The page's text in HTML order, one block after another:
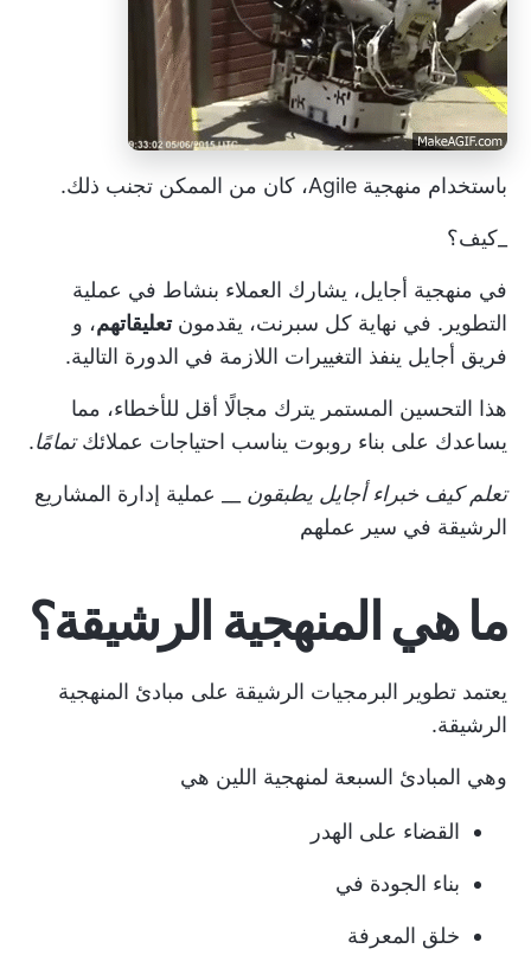
باستخدام منهجية Agile، كان من الممكن تجنب ذلك.
_كيف؟
في منهجية أجايل، يشارك العملاء بنشاط في عملية
التطوير. في نهاية كل سبرنت، يقدمونتعليقاتهم، و
فريق أجايل ينفذ التغييرات اللازمة في الدورة التالية.
هذا التحسين المستمر يترك مجالًا أقل للأخطاء، مما
يساعدك على بناء روبوت يناسب احتياجات عملائكتمامًا.
تعلم كيف خبراء أجايل يطبقون __ عملية إدارة المشاريع
الرشيقة في سير عملهم
ما هي المنهجية الرشيقة؟
يعتمد تطوير البرمجيات الرشيقة على مبادئ المنهجية
الرشيقة.
وهي المبادئ السبعة لمنهجية اللين هي
القضاء على الهدر
بناء الجودة في
خلق المعرفة